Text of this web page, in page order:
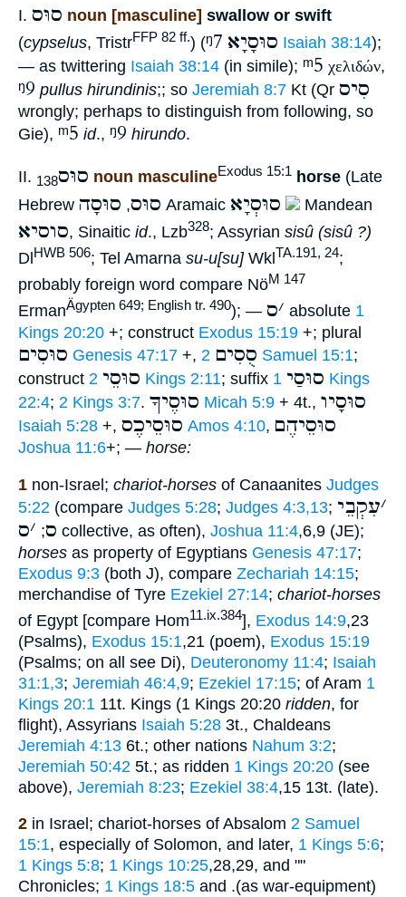
I. סוּס noun [masculine] swallow or swift
(cypselus, TristrFFP 82 ff.) (ᵑ7 סוּסָיָא Isaiah 38:14);
— as twittering Isaiah 38:14 (in simile); ᵐ5 χελιδών,
ᵑ9 pullus hirundinis;; so Jeremiah 8:7 Kt (Qr סִיס
wrongly; perhaps to distinguish from following, so
Gie), ᵐ5 id., ᵑ9 hirundo.
II. סוּס138 noun masculineExodus 15:1 horse (Late
Hebrew
סוּס, סוּסָה Aramaic סוּסְיָא Mandean
סוסיא, Sinaitic id., Lzb328; Assyrian sisû (sisû ?)
Dl HWB 506; Tel Amarna su-u[su]Wkl TA.191, 24;
probably foreign word compare NöM 147
ErmanÄgypten 649; English tr. 490); — ׳ס absolute 1
Kings 20:20 +; construct Exodus 15:19 +; plural
סוּסִים Genesis 47:17 +, סֻסִים 2 Samuel 15:1;
construct
סוּסֵי 2 Kings 2:11; suffix סוּסַי 1 Kings
22:4; 2 Kings 3:7. סוּסֶיךָ Micah 5:9 + 4t., סוּסָיו
Isaiah 5:28 +, סוּסֵיכֶס Amos 4:10, סוּסֵיהֶם
Joshua 11:6+; — horse:
1 non-Israel; chariot-horses of Canaanites Judges
5:22 (compare Judges 5:28; Judges 4:3,13; ׳עִקְבֵי
ס; ׳ס collective, as often), Joshua 11:4,6,9 (JE);
horses as property of Egyptians Genesis 47:17;
Exodus 9:3 (both J), compare Zechariah 14:15;
merchandise of Tyre Ezekiel 27:14; chariot-horses
of Egypt [compare Hom11.ix.384], Exodus 14:9,23
(Psalms), Exodus 15:1,21 (poem), Exodus 15:19
(Psalms; on all see Di), Deuteronomy 11:4; Isaiah
31:1,3; Jeremiah 46:4,9; Ezekiel 17:15; of Aram 1
Kings 20:1 11t. Kings (1 Kings 20:20 ridden, for
flight), Assyrians Isaiah 5:28 3t., Chaldeans
Jeremiah 4:13 6t.; other nations Nahum 3:2;
Jeremiah 50:42 5t.; as ridden 1 Kings 20:20 (see
above), Jeremiah 8:23; Ezekiel 38:4,15 13t. (late).
2 in Israel; chariot-horses of Absalom 2 Samuel
15:1, especially of Solomon, and later, 1 Kings 5:6;
1 Kings 5:8; 1 Kings 10:25,28,29, and ""
Chronicles; 1 Kings 18:5 and .(as war-equipment)